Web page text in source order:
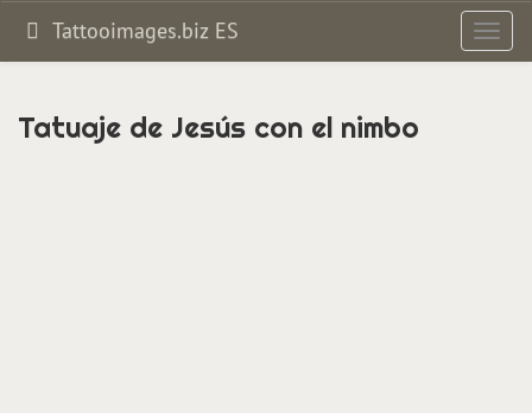
Tattooimages.biz ES
Tatuaje de Jesús con el nimbo